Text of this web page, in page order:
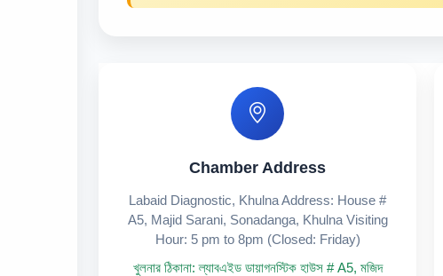
Chamber Address
Labaid Diagnostic, Khulna Address: House #
A5, Majid Sarani, Sonadanga, Khulna Visiting
Hour: 5 pm to 8pm (Closed: Friday)
খুলনার ঠিকানা: ল্যাবএইড ডায়াগনস্টিক হাউস # A5, মজিদ